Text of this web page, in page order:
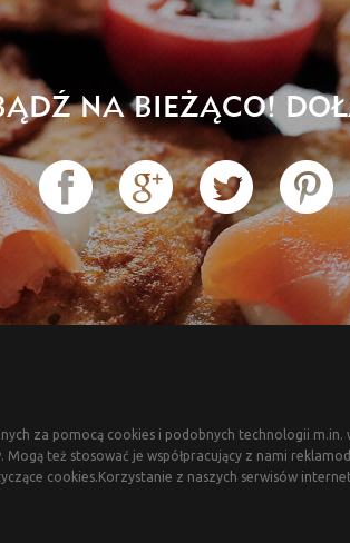
NA BIEŻĄCO!
za pomocą cookies i podobnych technologii
też stosować je współpracujący z nami
cookies.Korzystanie z naszych serwisów